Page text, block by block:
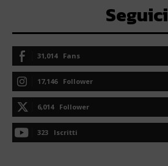
Seguici
31,014 Fans
17,146 Follower
6,014 Follower
323 Iscritti